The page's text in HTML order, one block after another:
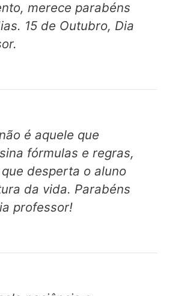
merece parabéns
15 de Outubro, Dia
é aquele que
fórmulas e regras,
desperta o aluno
da vida. Parabéns
professor!